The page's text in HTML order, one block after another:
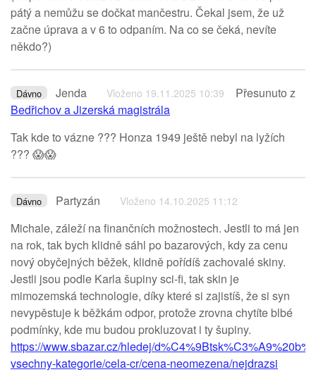
pátý a nemůžu se dočkat mančestru. Čekal jsem, že už
začne úprava a v 6 to odpaním. Na co se čeká, nevíte
někdo?)
Dávno Jenda Vloženo 19.11.2025 10:39
Přesunuto z
Bedřichov a Jizerská magistrála
Tak kde to vázne ??? Honza 1949 ještě nebyl na lyžích
??? 😱😱
Dávno Partyzán Vloženo 14.10.2025 11:12
Michale, záleží na finančních možnostech. Jestli to má jen
na rok, tak bych klidně sáhl po bazarových, kdy za cenu
nový obyčejných běžek, klidně pořídíš zachovalé skiny.
Jestli jsou podle Karla šupiny sci-fi, tak skin je
mimozemská technologie, díky které si zajistíš, že si syn
nevypěstuje k běžkám odpor, protože zrovna chytíte blbé
podmínky, kde mu budou prokluzovat i ty šupiny.
https://www.sbazar.cz/hledej/
vsechny-kategorie/cela-cr/cena-neomezena/nejdrazsi